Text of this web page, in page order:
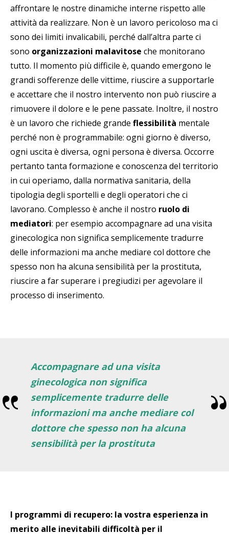
affrontare le nostre dinamiche interne rispetto alle
attività da realizzare. Non è un lavoro pericoloso ma ci
sono dei limiti invalicabili, perché dall’altra parte ci
sono organizzazioni malavitose che monitorano
tutto. Il momento più difficile è, quando emergono le
grandi sofferenze delle vittime, riuscire a supportarle
e accettare che il nostro intervento non può riuscire a
rimuovere il dolore e le pene passate. Inoltre, il nostro
è un lavoro che richiede grande flessibilità mentale
perché non è programmabile: ogni giorno è diverso,
ogni uscita è diversa, ogni persona è diversa. Occorre
pertanto tanta formazione e conoscenza del territorio
in cui operiamo, dalla normativa sanitaria, della
tipologia degli sportelli e degli operatori che ci
lavorano. Complesso è anche il nostro ruolo di
mediatori: per esempio accompagnare ad una visita
ginecologica non significa semplicemente tradurre
delle informazioni ma anche mediare col dottore che
spesso non ha alcuna sensibilità per la prostituta,
riuscire a far superare i pregiudizi per agevolare il
processo di inserimento.
Accompagnare ad una visita
ginecologica non significa
semplicemente tradurre delle
informazioni ma anche mediare col
dottore che spesso non ha alcuna
sensibilità per la prostituta
I programmi di recupero: la vostra esperienza in
merito alle inevitabili difficoltà per il